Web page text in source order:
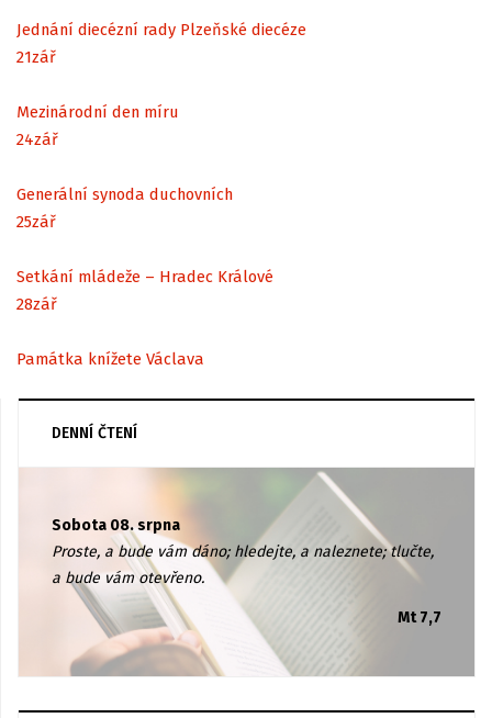
Jednání diecézní rady Plzeňské diecéze
21zář
Mezinárodní den míru
24zář
Generální synoda duchovních
25zář
Setkání mládeže – Hradec Králové
28zář
Památka knížete Václava
DENNÍ ČTENÍ
Sobota 08. srpna
Proste, a bude vám dáno; hledejte, a naleznete; tlučte,
a bude vám otevřeno.
Mt 7,7